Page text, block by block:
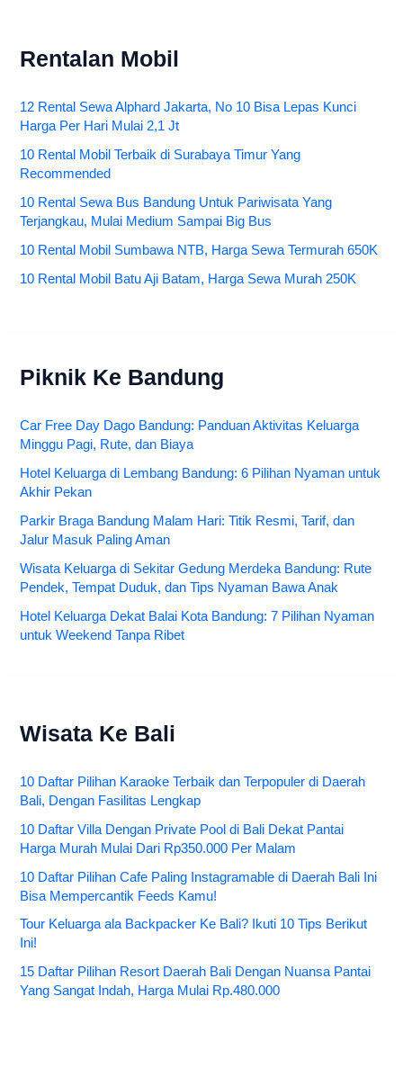
Rentalan Mobil
12 Rental Sewa Alphard Jakarta, No 10 Bisa Lepas Kunci
Harga Per Hari Mulai 2,1 Jt
10 Rental Mobil Terbaik di Surabaya Timur Yang
Recommended
10 Rental Sewa Bus Bandung Untuk Pariwisata Yang
Terjangkau, Mulai Medium Sampai Big Bus
10 Rental Mobil Sumbawa NTB, Harga Sewa Termurah 650K
10 Rental Mobil Batu Aji Batam, Harga Sewa Murah 250K
Piknik Ke Bandung
Car Free Day Dago Bandung: Panduan Aktivitas Keluarga
Minggu Pagi, Rute, dan Biaya
Hotel Keluarga di Lembang Bandung: 6 Pilihan Nyaman untuk
Akhir Pekan
Parkir Braga Bandung Malam Hari: Titik Resmi, Tarif, dan
Jalur Masuk Paling Aman
Wisata Keluarga di Sekitar Gedung Merdeka Bandung: Rute
Pendek, Tempat Duduk, dan Tips Nyaman Bawa Anak
Hotel Keluarga Dekat Balai Kota Bandung: 7 Pilihan Nyaman
untuk Weekend Tanpa Ribet
Wisata Ke Bali
10 Daftar Pilihan Karaoke Terbaik dan Terpopuler di Daerah
Bali, Dengan Fasilitas Lengkap
10 Daftar Villa Dengan Private Pool di Bali Dekat Pantai
Harga Murah Mulai Dari Rp350.000 Per Malam
10 Daftar Pilihan Cafe Paling Instagramable di Daerah Bali Ini
Bisa Mempercantik Feeds Kamu!
Tour Keluarga ala Backpacker Ke Bali? Ikuti 10 Tips Berikut
Ini!
15 Daftar Pilihan Resort Daerah Bali Dengan Nuansa Pantai
Yang Sangat Indah, Harga Mulai Rp.480.000